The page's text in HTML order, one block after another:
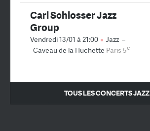
Carl Schlosser Jazz
Group
Vendredi 13/01 à 21:00 Jazz –
Caveau de la Huchette Paris 5e
TOUS LES CONCERTS JAZZ